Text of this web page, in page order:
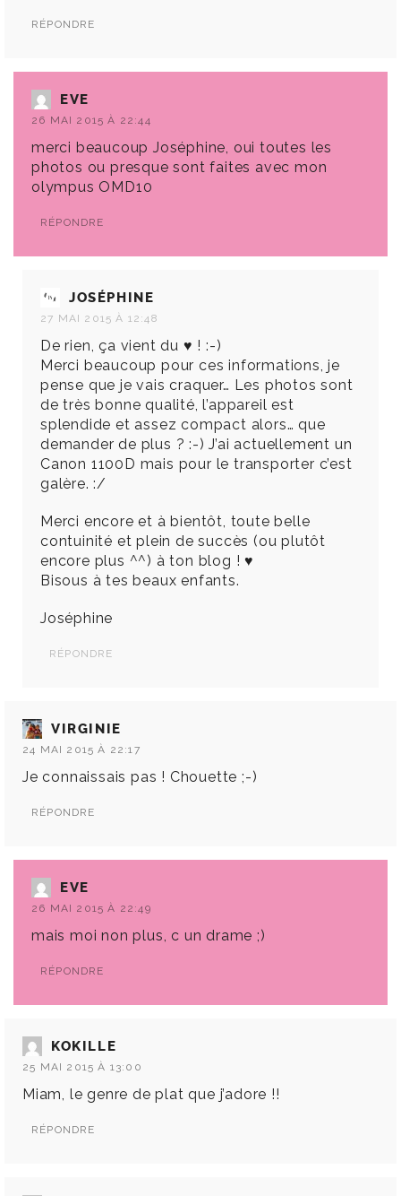
RÉPONDRE
EVE
26 MAI 2015 À 22:44
merci beaucoup Joséphine, oui toutes les
photos ou presque sont faites avec mon
olympus OMD10
RÉPONDRE
JOSÉPHINE
27 MAI 2015 À 12:48
De rien, ça vient du ♥ ! :-)
Merci beaucoup pour ces informations, je
pense que je vais craquer… Les photos sont
de très bonne qualité, l’appareil est
splendide et assez compact alors… que
demander de plus ? :-) J’ai actuellement un
Canon 1100D mais pour le transporter c’est
galère. :/
Merci encore et à bientôt, toute belle
contuinité et plein de succès (ou plutôt
encore plus ^^) à ton blog ! ♥
Bisous à tes beaux enfants.
Joséphine
RÉPONDRE
VIRGINIE
24 MAI 2015 À 22:17
Je connaissais pas ! Chouette ;-)
RÉPONDRE
EVE
26 MAI 2015 À 22:49
mais moi non plus, c un drame ;)
RÉPONDRE
KOKILLE
25 MAI 2015 À 13:00
Miam, le genre de plat que j’adore !!
RÉPONDRE